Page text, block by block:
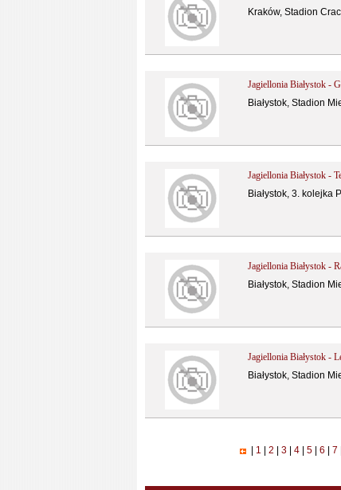
Kraków, Stadion
Jagiellonia Białystok -
Białystok, Stadion
Jagiellonia Białystok -
Białystok, 3. kolejka
Jagiellonia Białystok -
Białystok, Stadion
Jagiellonia Białystok -
Białystok, Stadion
| 1 2 3 4 5 6 7